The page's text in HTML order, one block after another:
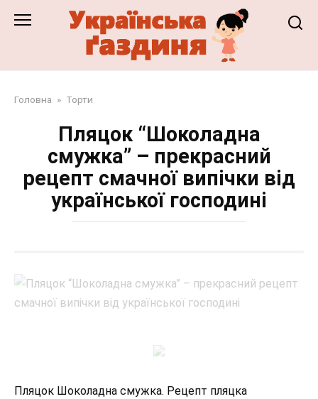
Головна » Торти
Пляцок “Шоколадна
смужка” – прекрасний
рецепт смачної випічки від
української господині
Пляцок Шоколадна смужка. Рецепт пляцка